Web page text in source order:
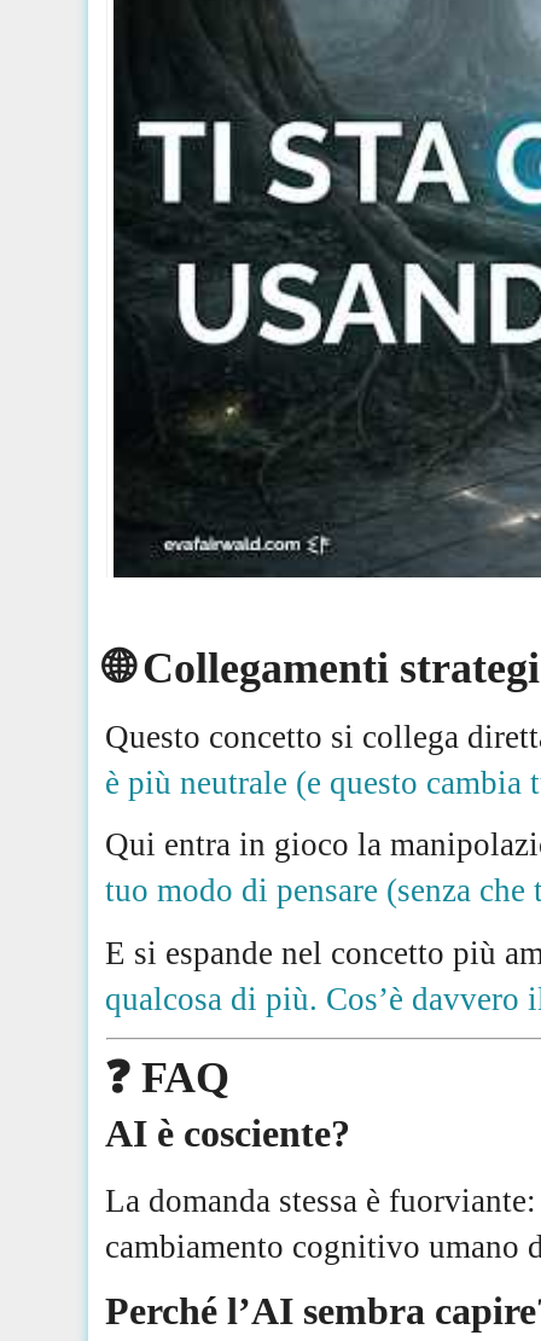
🌐 Collegamenti
Questo concetto si collega
è più neutrale (e questo cambia
Qui entra in gioco la
tuo modo di pensare (senza che
E si espande nel concetto più
qualcosa di più. Cos’è davvero
❓ FAQ
AI è cosciente?
La domanda stessa è
cambiamento cognitivo umano
Perché l’AI sembra